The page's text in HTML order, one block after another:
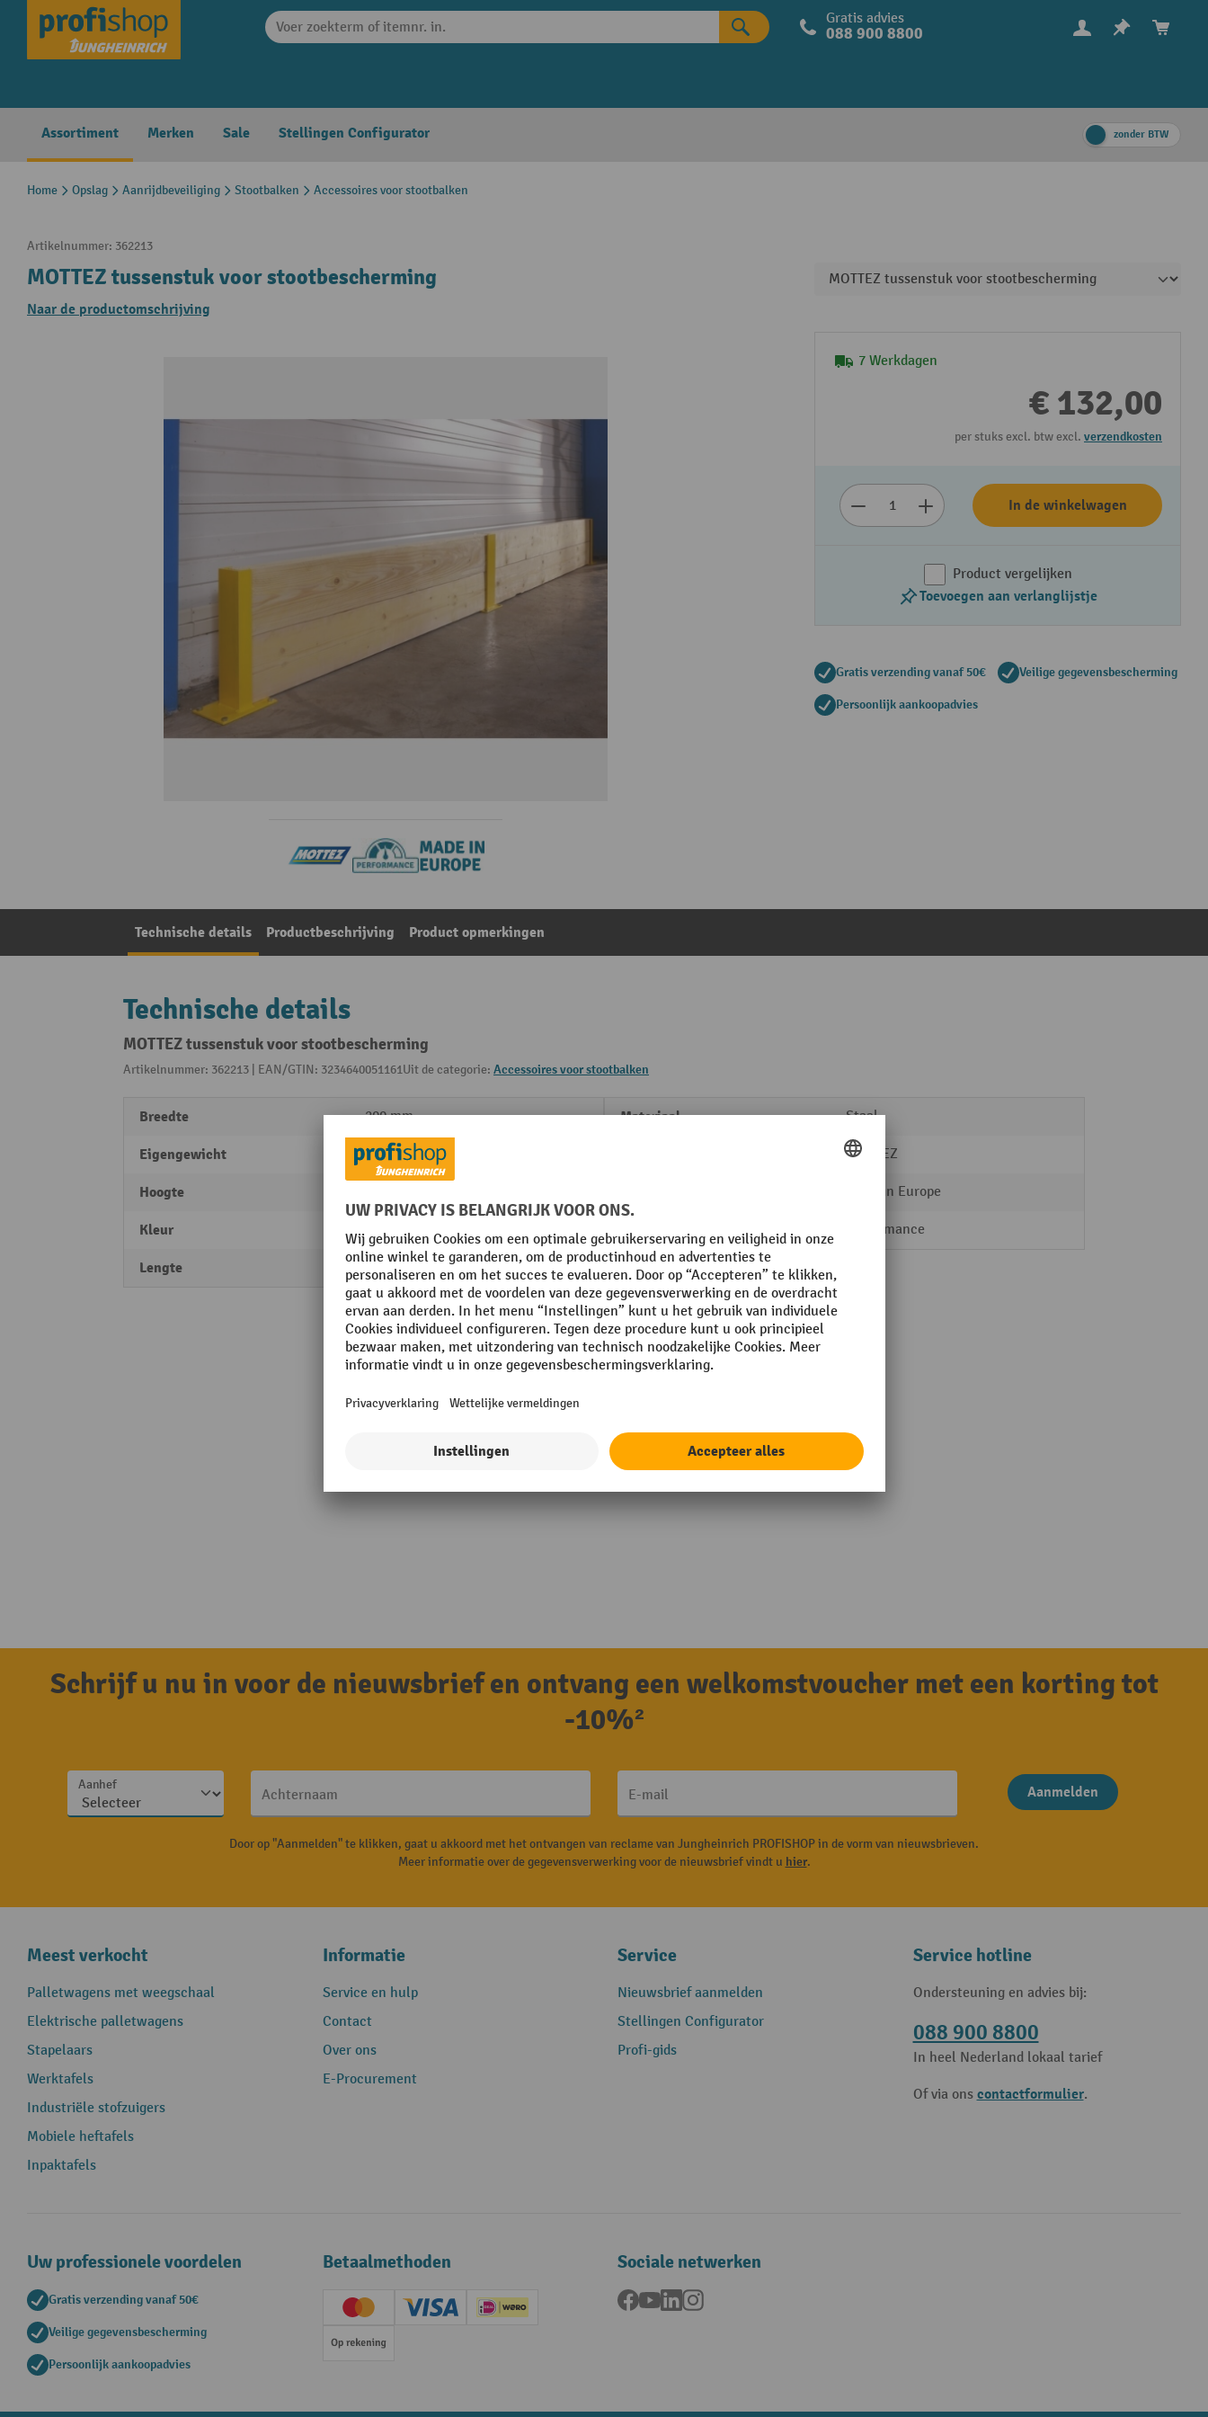
Skip to main navigation Gratis advies
088 900 8800
Assortiment Merken Sale Stellingen Configurator zonder BTW
Home Opslag Aanrijdbeveiliging Stootbalken Accessoires voor stootbalken
Artikelnummer: 362213
MOTTEZ tussenstuk voor stootbescherming
Naar de productomschrijving
7 Werkdagen
€ 132,00
per stuks excl. btw excl. verzendkosten
In de winkelwagen
Product vergelijken
Toevoegen aan verlanglijstje
Gratis verzending vanaf 50€ Veilige gegevensbescherming
Persoonlijk aankoopadvies
Technische details Productbeschrijving Product opmerkingen
Technische details
MOTTEZ tussenstuk voor stootbescherming
Artikelnummer: 362213 | EAN/GTIN: 3234640051161Uit de categorie: Accessoires voor stootbalken
Breedte 200 mm
Eigengewicht 11,31 kg
Hoogte
Kleur geel
Lengte 150 mm
Materiaal Staal
MOTTEZ
Made in Europe
Rubriek Performance
Schrijf u nu in voor de nieuwsbrief en ontvang een welkomstvoucher met een korting tot
-10%²
Aanhef
Achternaam E-mail Aanmelden
Door op "Aanmelden" te klikken, gaat u akkoord met het ontvangen van reclame van Jungheinrich PROFISHOP in de vorm van nieuwsbrieven.
Meer informatie over de gegevensverwerking voor de nieuwsbrief vindt u hier.
Meest verkocht
Palletwagens met weegschaal
Elektrische palletwagens
Stapelaars
Werktafels
Industriële stofzuigers
Mobiele heftafels
Inpaktafels
Informatie
Service en hulp
Contact
Over ons
E-Procurement
Service
Nieuwsbrief aanmelden
Stellingen Configurator
Profi-gids
Service hotline
Ondersteuning en advies bij:
088 900 8800
In heel Nederland lokaal tarief
Of via ons contactformulier.
Uw professionele voordelen
Gratis verzending vanaf 50€
Veilige gegevensbescherming
Persoonlijk aankoopadvies
Betaalmethoden
Creditcard (Master)Creditcard (Visa)iDEAL | Wero
Op rekening
Sociale netwerken
Facebook
YouTubeLinkedInInstagram